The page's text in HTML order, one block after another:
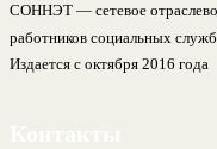
СОННЭТ — сетевое
работников социальных
Издается с октября 2016 года